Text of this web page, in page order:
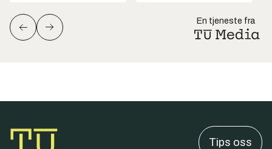
En tjeneste fra
Tips oss